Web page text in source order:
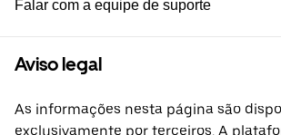
Falar com a equipe de suporte
Aviso legal
As informações nesta página são
exclusivamente por terceiros. A